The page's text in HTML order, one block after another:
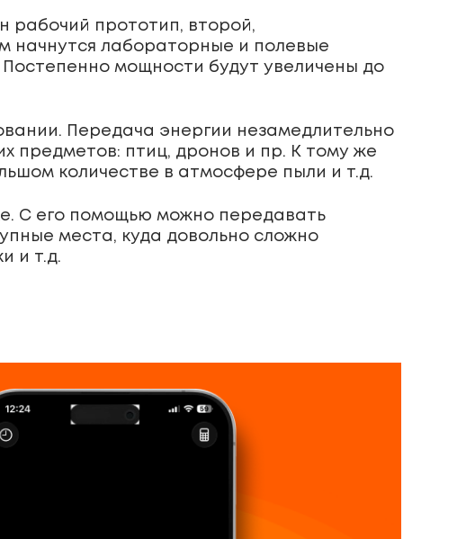
рабочий прототип, второй,
начнутся лабораторные и полевые
мощности будут увеличены до
Передача энергии незамедлительно
предметов: птиц, дронов и пр. К тому же
количестве в атмосфере пыли и т.д.
С его помощью можно передавать
места, куда довольно сложно
и т.д.